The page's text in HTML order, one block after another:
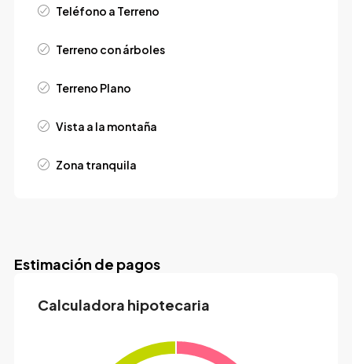
Teléfono a Terreno
Terreno con árboles
Terreno Plano
Vista a la montaña
Zona tranquila
Estimación de pagos
Calculadora hipotecaria